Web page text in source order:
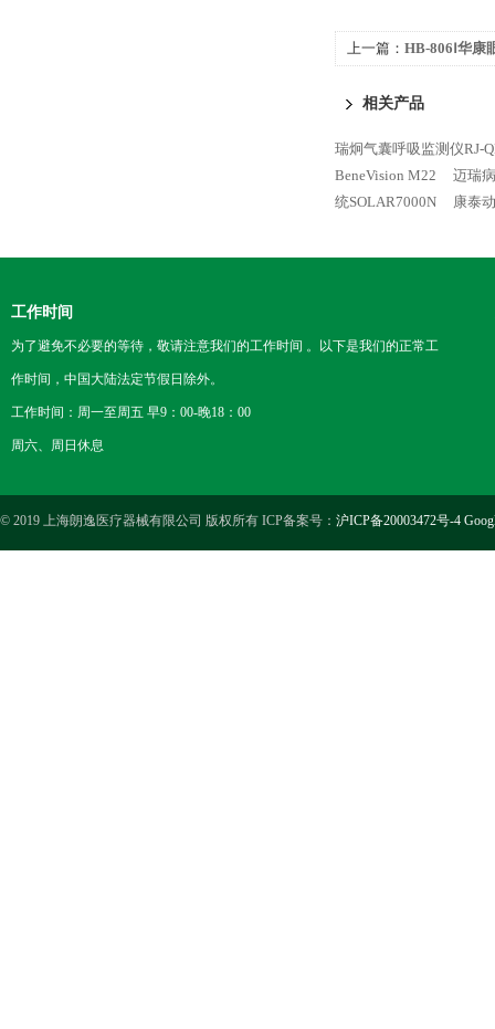
上一篇： HB-806Ⅰ华康
相关产品
瑞炯气囊呼吸监测仪RJ-
BeneVision M22
迈瑞
统SOLAR7000N
康泰
工作时间
为了避免不必要的等待，敬请注意我们的工作时间 。以下是我们的正常工
作时间，中国大陆法定节假日除外。
工作时间：周一至周五 早9：00-晚18：00
周六、周日休息
© 2019 上海朗逸医疗器械有限公司 版权所有 ICP备案号： 沪ICP备20003472号-4